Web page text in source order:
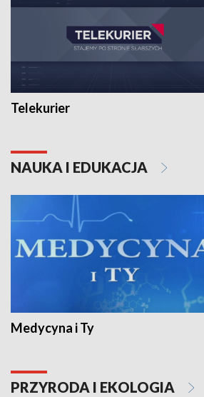
Telekurier
NAUKA I EDUKACJA
Medycyna i Ty
PRZYRODA I EKOLOGIA